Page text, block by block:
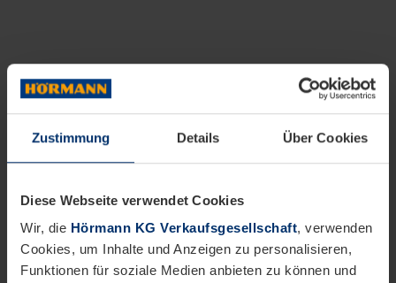
Zustimmung Details Über Cookies
Diese Webseite verwendet Cookies
Wir, die Hörmann KG Verkaufsgesellschaft, verwenden
Cookies, um Inhalte und Anzeigen zu personalisieren,
Funktionen für soziale Medien anbieten zu können und